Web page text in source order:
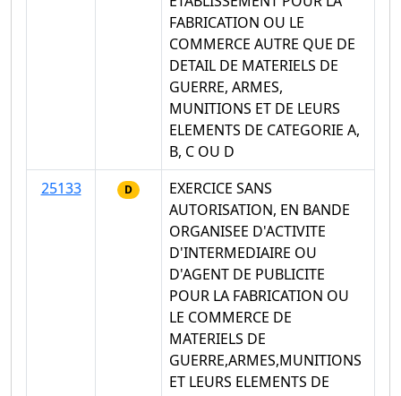
FABRICATION OU LE
COMMERCE AUTRE QUE DE
DETAIL DE MATERIELS DE
GUERRE, ARMES,
MUNITIONS ET DE LEURS
ELEMENTS DE CATEGORIE A,
B, C OU D
25133
D
EXERCICE SANS
AUTORISATION, EN BANDE
ORGANISEE D'ACTIVITE
D'INTERMEDIAIRE OU
D'AGENT DE PUBLICITE
POUR LA FABRICATION OU
LE COMMERCE DE
MATERIELS DE
GUERRE,ARMES,MUNITIONS
ET LEURS ELEMENTS DE